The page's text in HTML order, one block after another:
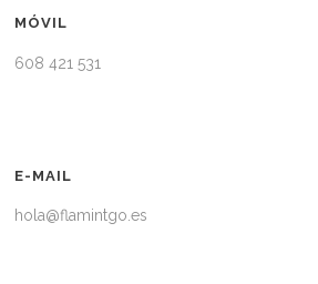
MÓVIL
608 421 531
E-MAIL
hola@flamintgo.es